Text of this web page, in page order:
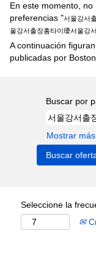
En este momento,
preferencias "서울강서
울강서출장홈타이瓇서울강
A continuación
publicadas por
Buscar por
Mostrar
Seleccione la